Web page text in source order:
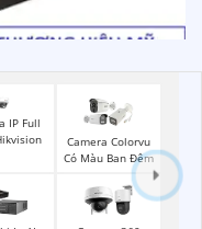
IP Full
Camera Colorvu
Có Màu Ban Đêm